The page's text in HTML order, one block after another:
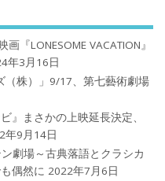
『LONESOME VACATION』
年3月16日
（株）」9/17、第七藝術劇場
』まさかの上映延長決定、
年9月14日
劇場～古典落語とクラシカ
偶然に 2022年7月6日